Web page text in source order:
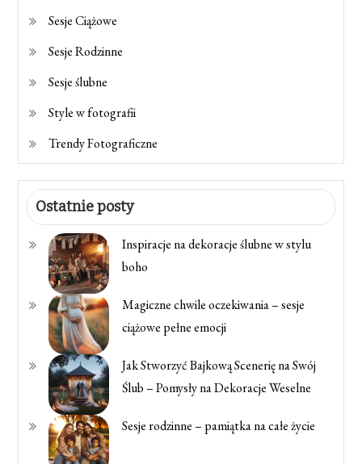
Sesje Ciążowe
Sesje Rodzinne
Sesje ślubne
Style w fotografii
Trendy Fotograficzne
Ostatnie posty
Inspiracje na dekoracje ślubne w stylu
boho
Magiczne chwile oczekiwania – sesje
ciążowe pełne emocji
Jak Stworzyć Bajkową Scenerię na Swój
Ślub – Pomysły na Dekoracje Weselne
Sesje rodzinne – pamiątka na całe życie